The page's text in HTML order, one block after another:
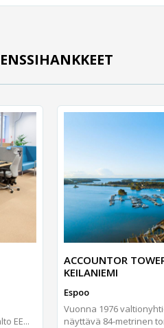
EE...
ACCOUNTOR
KEILANIEMI
Espoo
Vuonna 1976
näyttävä 84-metrinen